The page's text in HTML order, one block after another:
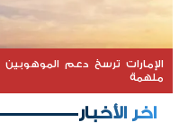
الإمارات ترسخ دعم
ملهمة
اخر الأخبار